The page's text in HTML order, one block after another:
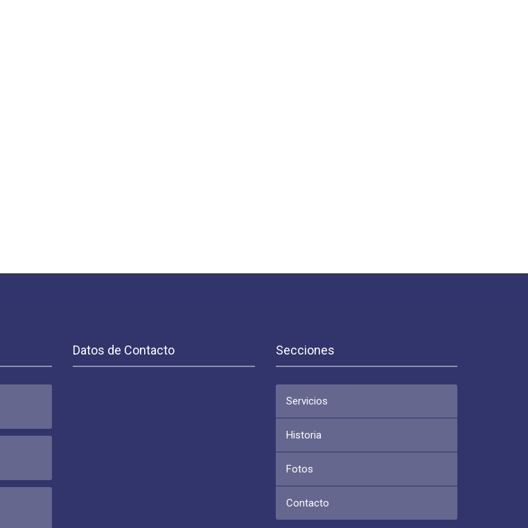
Datos de Contacto Secciones
Servicios
Historia
Fotos
Contacto